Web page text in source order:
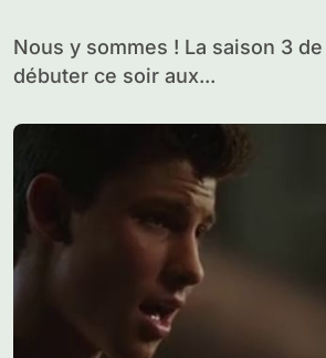
Nous y sommes ! La saison 3 de The 100 va
débuter ce soir aux...